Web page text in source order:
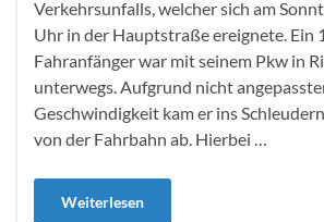
Verkehrsunfalls, welcher sich am
Uhr in der Hauptstraße ereignete. Ein
Fahranfänger war mit seinem Pkw in
unterwegs. Aufgrund nicht
Geschwindigkeit kam er ins
von der Fahrbahn ab. Hierbei …
Weiterlesen